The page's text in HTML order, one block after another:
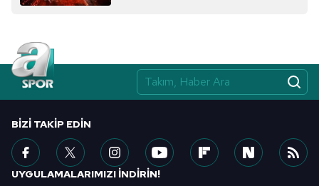
BIZI TAKIP EDIN
UYGULAMALARIMIZI İNDİRİN!